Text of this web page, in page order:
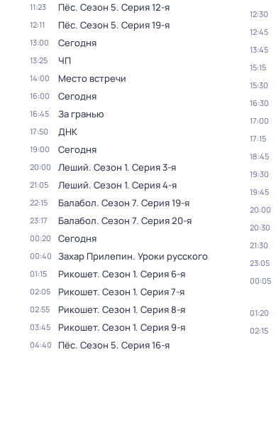
11:23 Пёс. Сезон 5. Серия 12-я
12:11 Пёс. Сезон 5. Серия 19-я
13:00 Сегодня
13:25 ЧП
14:00 Место встречи
16:00 Сегодня
16:45 За гранью
17:50 ДНК
19:00 Сегодня
20:00 Леший. Сезон 1. Серия 3-я
21:05 Леший. Сезон 1. Серия 4-я
22:15 Балабол. Сезон 7. Серия 19-я
23:17 Балабол. Сезон 7. Серия 20-я
00:20 Сегодня
00:40 Захар Прилепин. Уроки русского
01:15 Рикошет. Сезон 1. Серия 6-я
02:05 Рикошет. Сезон 1. Серия 7-я
02:55 Рикошет. Сезон 1. Серия 8-я
03:45 Рикошет. Сезон 1. Серия 9-я
04:40 Пёс. Сезон 5. Серия 16-я
12:30
12:45
13:45
15:15
15:30
16:30
17:00
17:15
18:45
19:30
19:45
20:00
20:30
21:30
23:05
00:05
01:20
02:15